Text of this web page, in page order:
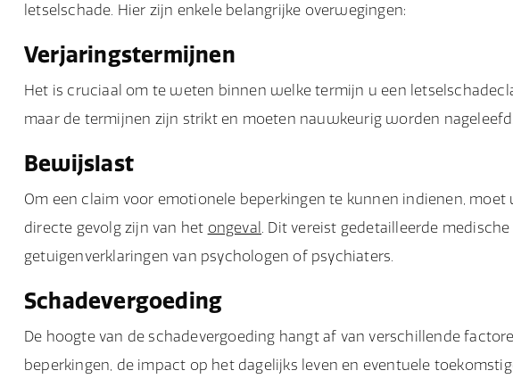
letselschade. Hier zijn enkele belangrijke overwegingen:
Verjaringstermijnen
Het is cruciaal om te weten binnen welke termijn u een
maar de termijnen zijn strikt en moeten nauwkeurig worden nageleefd.
Bewijslast
Om een claim voor emotionele beperkingen te kunnen indienen,
directe gevolg zijn van het ongeval . Dit vereist gedetailleerde
getuigenverklaringen van psychologen of psychiaters.
Schadevergoeding
De hoogte van de schadevergoeding hangt af van verschillende
beperkingen, de impact op het dagelijks leven en eventuele